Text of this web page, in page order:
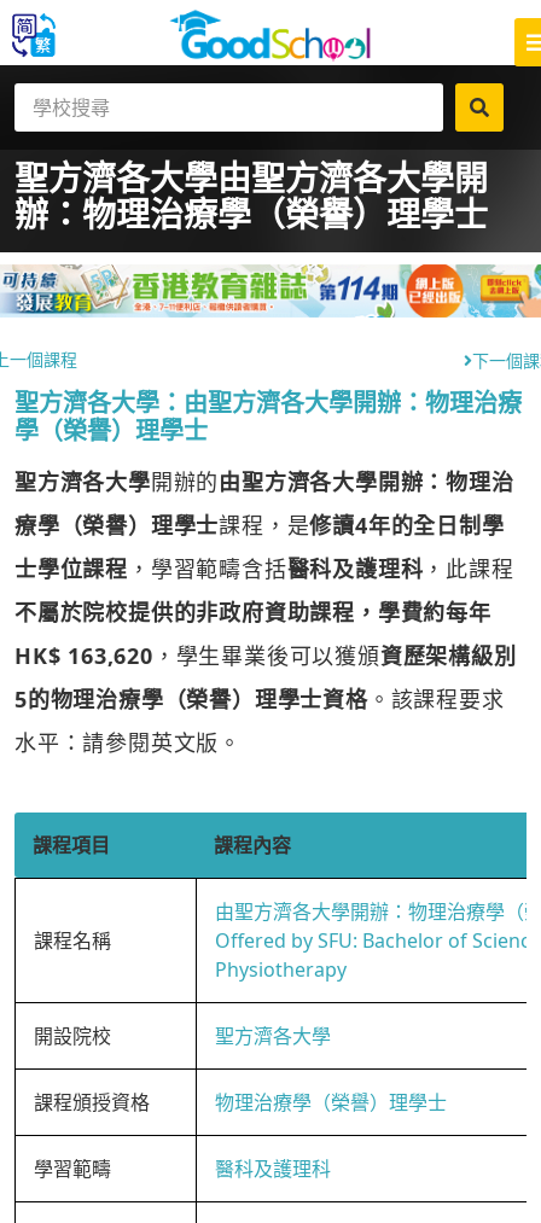
聖方濟各大學由聖方濟各大學開
辦：物理治療學（榮譽）理學士
一個課程 下一個
聖方濟各大學：由聖方濟各大學開辦：物理治療
學（榮譽）理學士
聖方濟各大學開辦的由聖方濟各大學開辦：物理治
療學（榮譽）理學士課程，是修讀4年的全日制學
士學位課程 ，學習範疇含括醫科及護理科 ，此課程
不屬於院校提供的非政府資助課程，學費約每年
HK$ 163,620 ，學生畢業後可以獲頒資歷架構級別
5的物理治療學（榮譽）理學士資格。該課程要求
水平：請參閱英文版。
課程項目 課程內容
課程名稱
由聖方濟各大學開辦：物理治療學（
Offered by SFU: Bachelor of
Physiotherapy
開設院校 聖方濟各大學
課程頒授資格 物理治療學（榮譽）理學士
學習範疇 醫科及護理科